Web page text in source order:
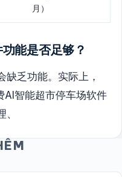
月）
能是否足够？
乏功能。实际上，
智能超市停车场软件